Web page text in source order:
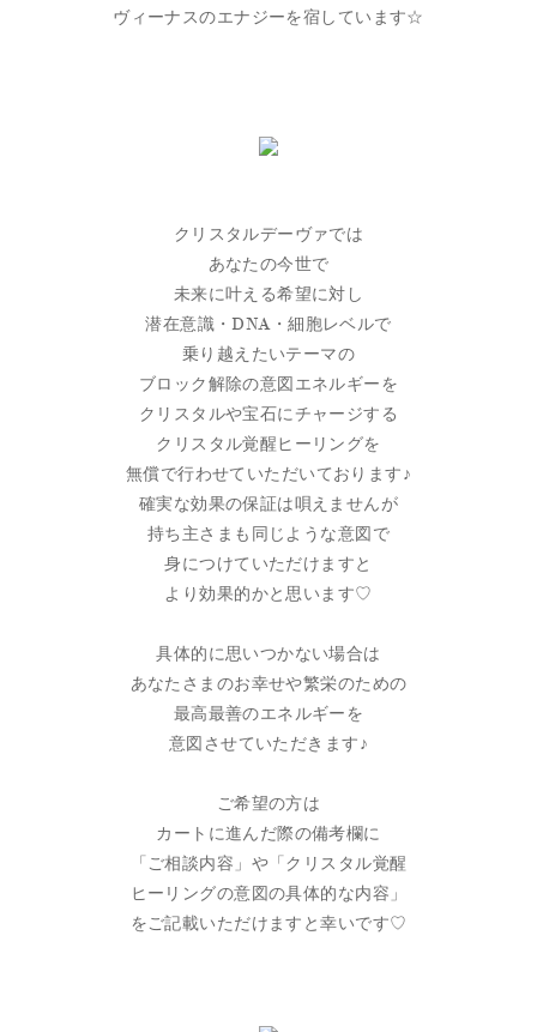
ヴィーナスのエナジーを宿しています☆
クリスタルデーヴァでは
あなたの今世で
未来に叶える希望に対し
潜在意識・DNA・細胞レベルで
乗り越えたいテーマの
ブロック解除の意図エネルギーを
クリスタルや宝石にチャージする
クリスタル覚醒ヒーリングを
無償で行わせていただいております♪
確実な効果の保証は唄えませんが
持ち主さまも同じような意図で
身につけていただけますと
より効果的かと思います♡
具体的に思いつかない場合は
あなたさまのお幸せや繁栄のための
最高最善のエネルギーを
意図させていただきます♪
ご希望の方は
カートに進んだ際の備考欄に
「ご相談内容」や「クリスタル覚醒
ヒーリングの意図の具体的な内容」
をご記載いただけますと幸いです♡